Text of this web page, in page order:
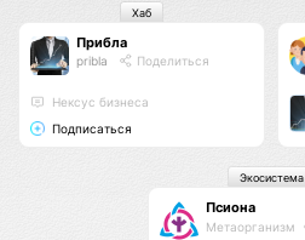
Прибла
pribla Поделиться
Нексус бизнеса
Подписаться
Хаб
Псиона
Метаорганизм
Экосистема